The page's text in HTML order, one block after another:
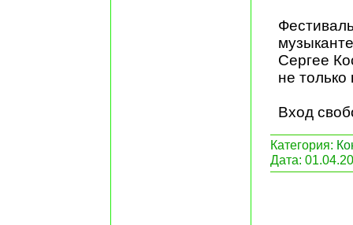
Сергее
не
Вход
Категория:
Дата: